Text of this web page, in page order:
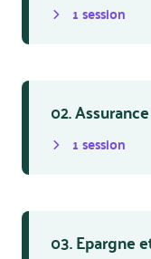
1session
02.
1session
03. Epargne